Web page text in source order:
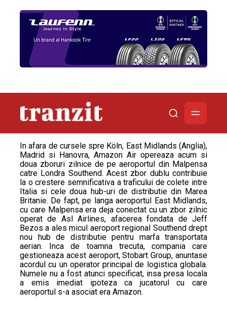
In afara de cursele spre Köln, East Midlands (Anglia),
Madrid si Hanovra, Amazon Air opereaza acum si
doua zboruri zilnice de pe aeroportul din Malpensa
catre Londra Southend. Acest zbor dublu contribuie
la o crestere semnificativa a traficului de colete intre
Italia si cele doua hub-uri de distributie din Marea
Britanie. De fapt, pe langa aeroportul East Midlands,
cu care Malpensa era deja conectat cu un zbor zilnic
operat de Asl Airlines, afacerea fondata de Jeff
Bezos a ales micul aeroport regional Southend drept
nou hub de distributie pentru marfa transportata
aerian. Inca de toamna trecuta, compania care
gestioneaza acest aeroport, Stobart Group, anuntase
acordul cu un operator principal de logistica globala.
Numele nu a fost atunci specificat, insa presa locala
a emis imediat ipoteza ca jucatorul cu care
aeroportul s-a asociat era Amazon.